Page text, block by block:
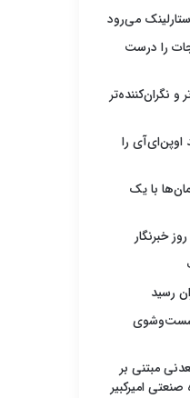
را درست
و نگران‌کننده‌تر
اوپن‌ای‌آی را
با یک
خبرنگار
رسید
شست‌وشوی
مبتنی بر
امیرکبیر